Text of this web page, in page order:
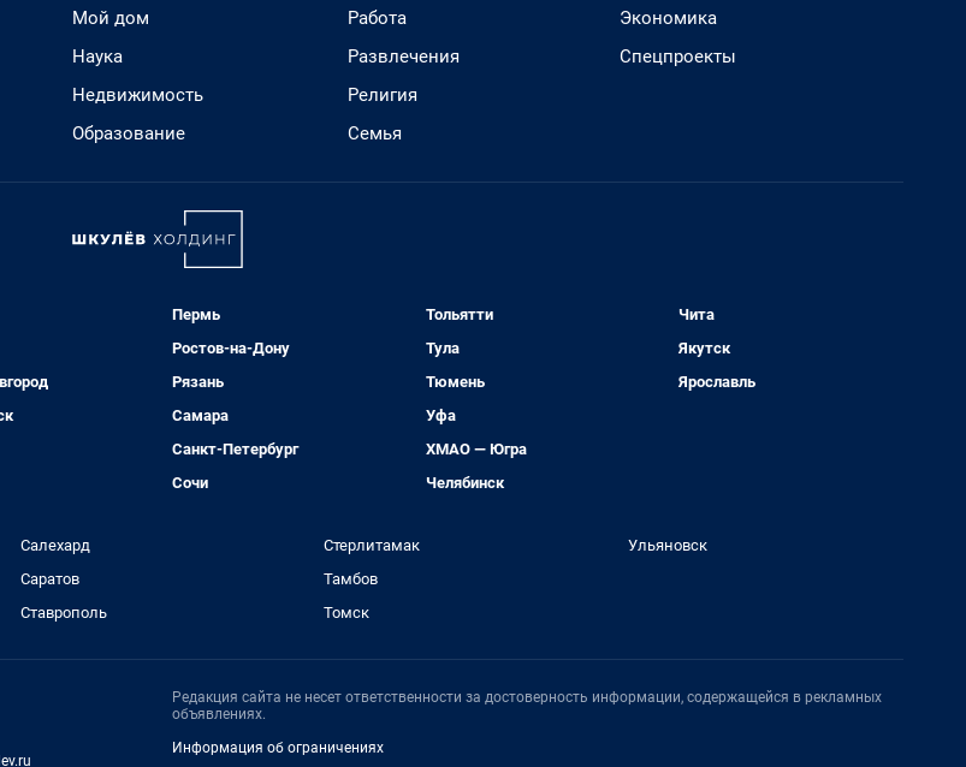
Мой дом
Наука
Недвижимость
Образование
Работа
Развлечения
Религия
Семья
Экономика
Спецпроекты
Пермь
Ростов-на-Дону
Рязань
Самара
Санкт-Петербург
Сочи
Тольятти
Тула
Тюмень
Уфа
ХМАО — Югра
Челябинск
Чита
Якутск
Ярославль
Салехард
Саратов
Ставрополь
Стерлитамак
Тамбов
Томск
Ульяновск
Редакция сайта не несет ответственности за достоверность информации, содержащейся в рекламных
объявлениях.
Информация об ограничениях